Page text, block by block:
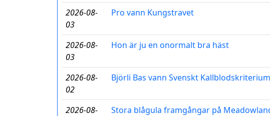
2026-08-
03
Pro vann Kungstravet
2026-08-
03
Hon är ju en onormalt bra häst
2026-08-
02
Björli Bas vann Svenskt Kallblodskriterium
2026-08-
Stora blågula framgångar på